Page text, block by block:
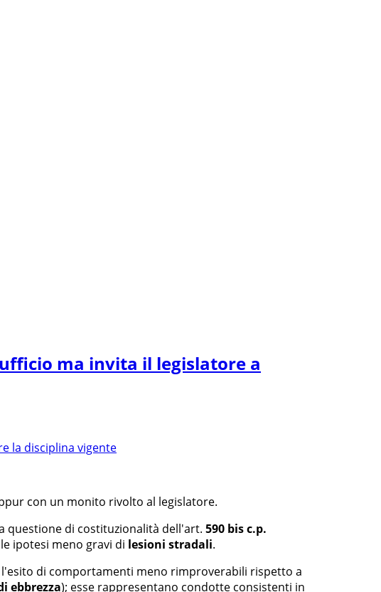
ma invita il legislatore a
con un monito rivolto al legislatore.
questione di costituzionalità dell'art. 590 bis c.p.
ipotesi meno gravi di lesioni stradali.
di comportamenti meno rimproverabili rispetto a
ebbrezza); esse rappresentano condotte consistenti in